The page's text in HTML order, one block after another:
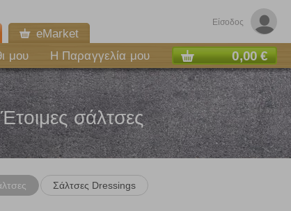
Είσοδος
eMarket
μου Η Παραγγελία μου 0,00 €
σάλτσες
Σάλτσες Dressings